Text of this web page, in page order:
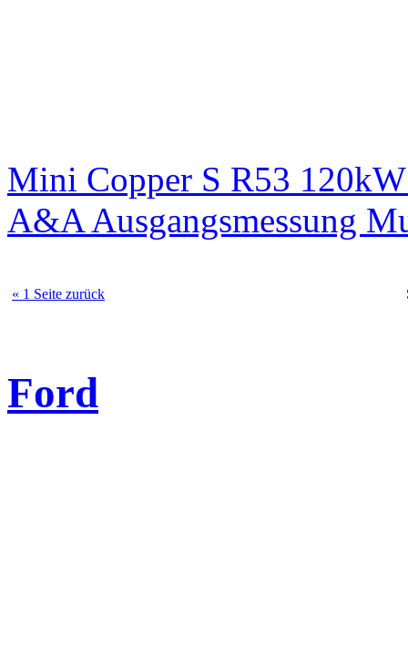
Mini Copper S R53
A&A Ausgangsmessung
« 1 Seite zurück
Ford